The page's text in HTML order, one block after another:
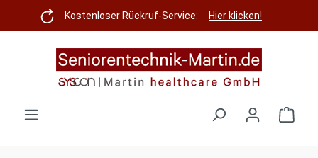
Zum Hauptinhalt springen
Kostenloser Rückruf-Service: Hier klicken!